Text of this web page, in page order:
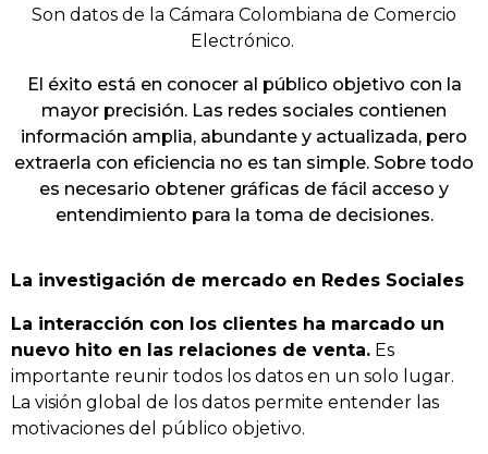
Son datos de la Cámara Colombiana de Comercio
Electrónico.
El éxito está en conocer al público objetivo con la
mayor precisión. Las redes sociales contienen
información amplia, abundante y actualizada, pero
extraerla con eficiencia no es tan simple. Sobre todo
es necesario obtener gráficas de fácil acceso y
entendimiento para la toma de decisiones.
La investigación de mercado en Redes Sociales
La interacción con los clientes ha marcado un
nuevo hito en las relaciones de venta. Es
importante reunir todos los datos en un solo lugar.
La visión global de los datos permite entender las
motivaciones del público objetivo.